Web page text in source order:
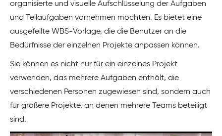
organisierte und visuelle Aufschlüsselung der Aufgaben
und Teilaufgaben vornehmen möchten. Es bietet eine
ausgefeilte WBS-Vorlage, die die Benutzer an die
Bedürfnisse der einzelnen Projekte anpassen können.
Sie können es nicht nur für ein einzelnes Projekt
verwenden, das mehrere Aufgaben enthält, die
verschiedenen Personen zugewiesen sind, sondern auch
für größere Projekte, an denen mehrere Teams beteiligt
sind.